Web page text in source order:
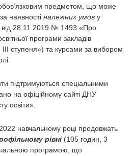
обов’язковим предметом, що може
наявності належних умов у
28.11.2019 № 1493 «Про
програми закладів
ІІІ ступеня») та курсами за вибором
підтримуються спеціальними
на офіційному сайті ДНУ
освіти».
навчальному році продовжать
рівні (105 годин, 3
програмою, що